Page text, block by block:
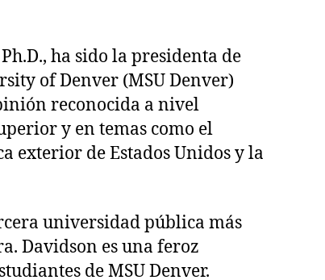
ha sido la presidenta de
of Denver (MSU Denver)
reconocida a nivel
y en temas como el
exterior de Estados Unidos y la
universidad pública más
Davidson es una feroz
de MSU Denver.